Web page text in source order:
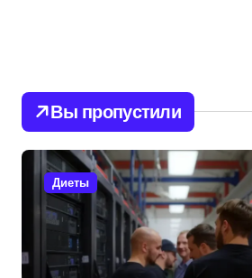
Вы пропустили
Диеты